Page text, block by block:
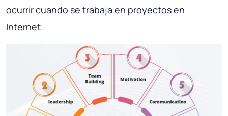
ocurrir cuando se trabaja en proyectos en
Internet.